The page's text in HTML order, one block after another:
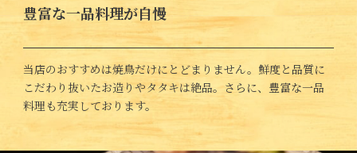
豊富な一品料理が自慢
当店のおすすめは焼鳥だけにとどまりません。鮮度と品質に
こだわり抜いたお造りやタタキは絶品。さらに、豊富な一品
料理も充実しております。